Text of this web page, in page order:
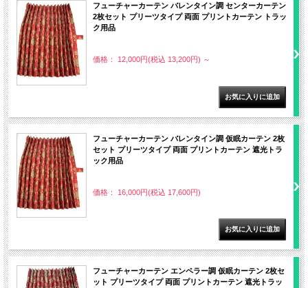
フューチャーカーテン バレンタイン調 センターカーテン
2枚セット プリーツタイプ 両面 プリントカーテン トラッ
ク用品
価格： 12,000円(税込 13,200円) ～
フューチャーカーテン バレンタイン調 仮眠カーテン 2枚
セット プリーツタイプ 両面 プリントカーテン 遮光トラ
ック用品
価格： 16,000円(税込 17,600円)
フューチャーカーテン エンペラー調 仮眠カーテン 2枚セ
ット プリーツタイプ 両面 プリントカーテン 遮光トラッ